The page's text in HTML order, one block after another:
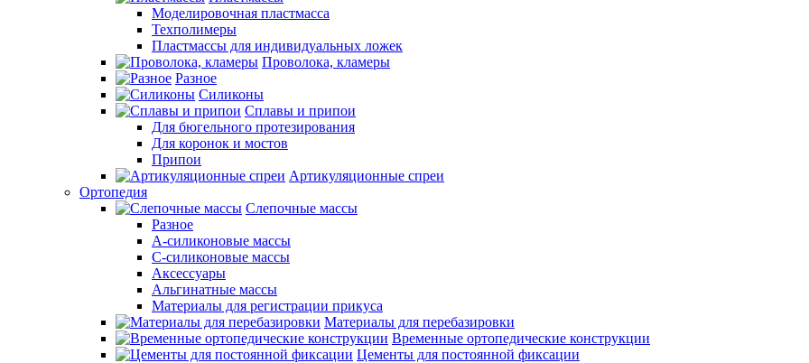
Моделировочная пластмасса
Техполимеры
Пластмассы для индивидуальных ложек
Проволока, кламеры
Разное
Силиконы
Сплавы и припои
Для бюгельного протезирования
Для коронок и мостов
Припои
Артикуляционные спреи
Ортопедия
Слепочные массы
Разное
А-силиконовые массы
С-силиконовые массы
Аксессуары
Альгинатные массы
Материалы для регистрации прикуса
Материалы для перебазировки
Временные ортопедические конструкции
Цементы для постоянной фиксации